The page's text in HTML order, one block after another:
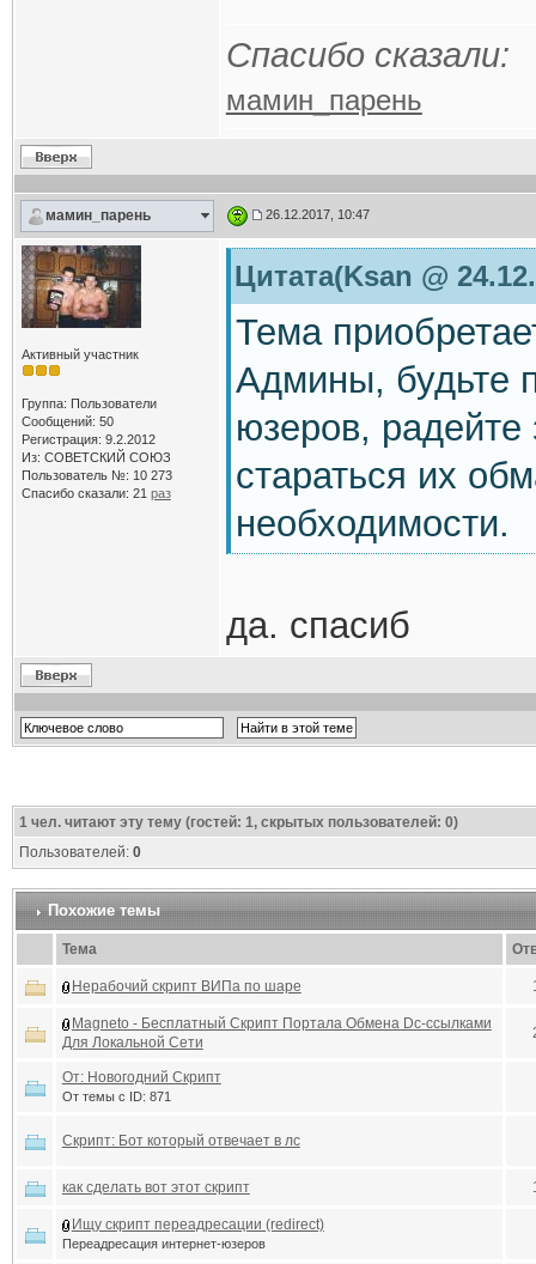
Спасибо сказали:
мамин_парень
мамин_парень 26.12.2017, 10:47
Активный участник
Группа: Пользователи
Сообщений: 50
Регистрация: 9.2.2012
Из: СОВЕТСКИЙ СОЮЗ
Пользователь №: 10 273
Спасибо сказали: 21 раз
Цитата(Ksan @
Тема
Админы, будьте
юзеров, радейте
стараться их
необходимости.
да. спасиб
1чел. читают эту тему (гостей: 1, скрытых пользователей: 0)
Пользователей: 0
Похожие темы
Тема
Нерабочий скрипт ВИПа по шаре
Magneto - Бесплатный Скрипт Портала Обмена Dc-ссылками
Для Локальной Сети
От: Новогодний Скрипт
От темы с ID: 871
Скрипт: Бот который отвечает в лс
как сделать вот этот скрипт
Ищу скрипт переадресации (redirect)
Переадресация интернет-юзеров